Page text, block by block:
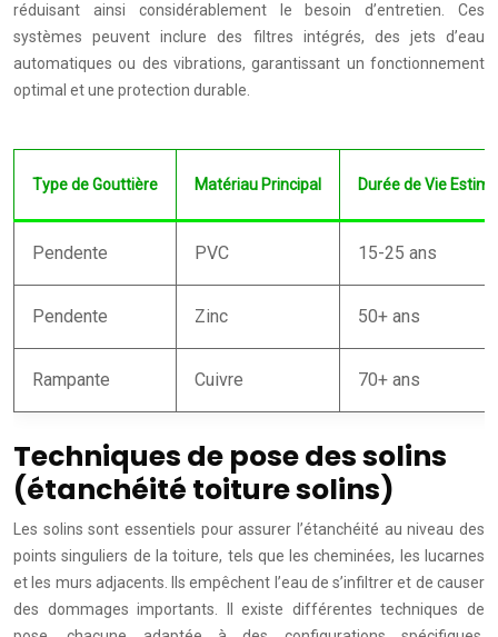
réduisant ainsi considérablement le besoin d’entretien. Ces
systèmes peuvent inclure des filtres intégrés, des jets d’eau
automatiques ou des vibrations, garantissant un fonctionnement
optimal et une protection durable.
Type de Gouttière Matériau Principal Durée de Vie
Pendente PVC 15-25 ans
Pendente Zinc 50+ ans
Rampante Cuivre 70+ ans
Techniques de pose des solins
(étanchéité toiture solins)
Les solins sont essentiels pour assurer l’étanchéité au niveau des
points singuliers de la toiture, tels que les cheminées, les lucarnes
et les murs adjacents. Ils empêchent l’eau de s’infiltrer et de causer
des dommages importants. Il existe différentes techniques de